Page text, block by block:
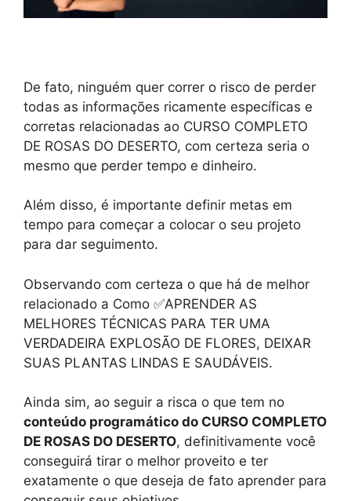
De fato, ninguém quer correr o risco de perder
todas as informações ricamente específicas e
corretas relacionadas ao CURSO COMPLETO
DE ROSAS DO DESERTO, com certeza seria o
mesmo que perder tempo e dinheiro.
Além disso, é importante definir metas em
tempo para começar a colocar o seu projeto
para dar seguimento.
Observando com certeza o que há de melhor
relacionado a Como ✅APRENDER AS
MELHORES TÉCNICAS PARA TER UMA
VERDADEIRA EXPLOSÃO DE FLORES, DEIXAR
SUAS PLANTAS LINDAS E SAUDÁVEIS.
Ainda sim, ao seguir a risca o que tem no
conteúdo programático do CURSO COMPLETO
DE ROSAS DO DESERTO, definitivamente você
conseguirá tirar o melhor proveito e ter
exatamente o que deseja de fato aprender para